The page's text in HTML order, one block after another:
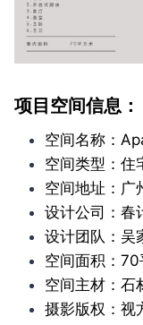
项目空间信息：
空间名称：
空间类型：住
空间地址：广
设计公司：春
设计团队：吴
空间面积：70
空间主材：石
摄影版权：视